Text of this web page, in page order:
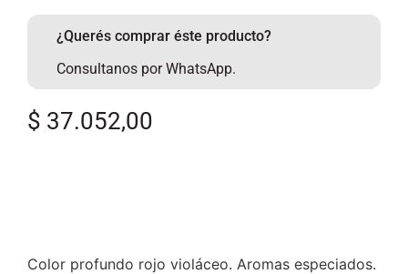
¿Querés comprar éste producto?
Consultanos por WhatsApp.
$ 37.052,00
Color profundo rojo violáceo. Aromas especiados.